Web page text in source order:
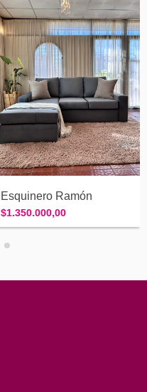
Esquinero Ramón
$1.350.000,00